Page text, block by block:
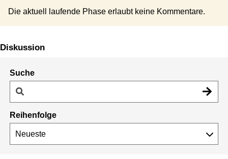
Die aktuell laufende Phase erlaubt keine Kommentare.
Diskussion
Suche
Reihenfolge